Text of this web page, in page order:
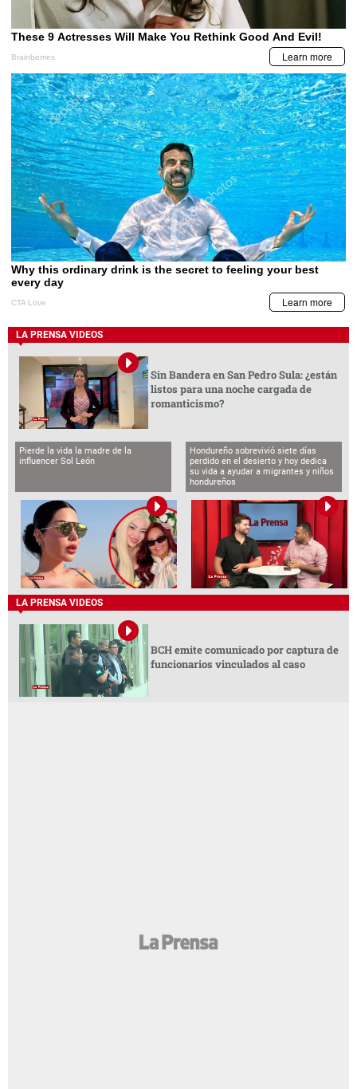
LA PRENSA VIDEOS
Sin Bandera en San Pedro Sula: ¿están
listos para una noche cargada de
romanticismo?
Pierde la vida la madre de la
influencer Sol León
Hondureño sobrevivió siete días
perdido en el desierto y hoy dedica
su vida a ayudar a migrantes y niños
hondureños
LA PRENSA VIDEOS
BCH emite comunicado por captura de
funcionarios vinculados al caso